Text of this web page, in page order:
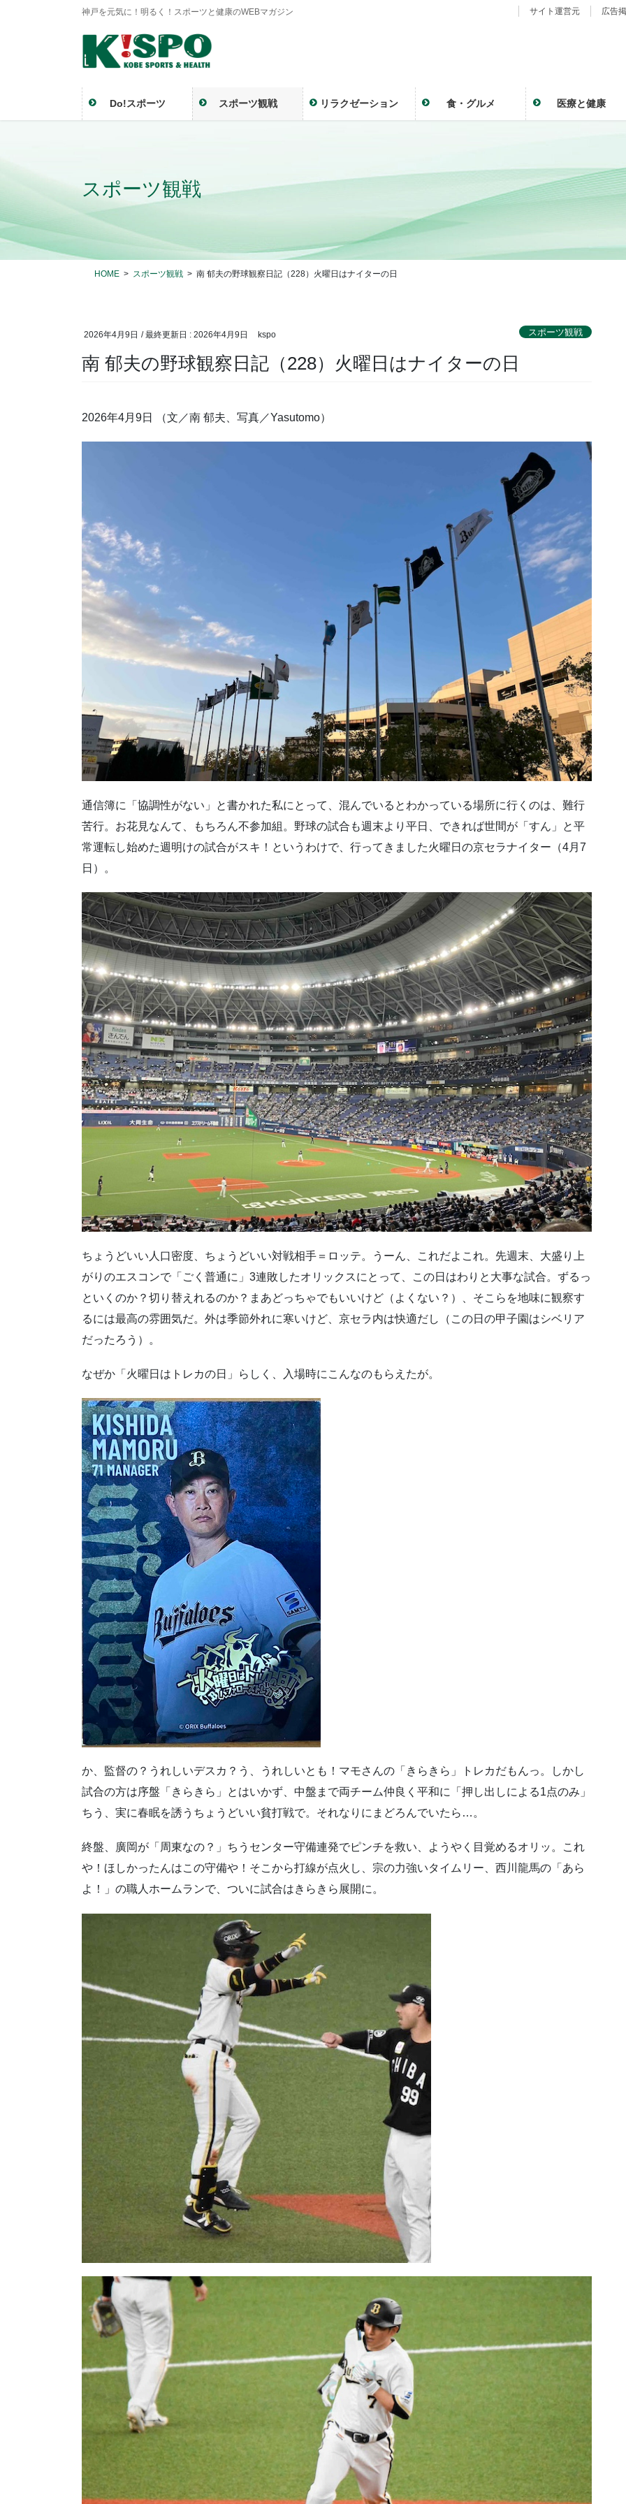
神戸を元気に！明るく！スポーツと健康のWEBマガジン サイト運営元 広告
Do!スポーツ スポーツ観戦 リラクゼーション 食・グルメ 医療と健康
スポーツ観戦
HOME スポーツ観戦 南 郁夫の野球観察日記（228）火曜日はナイターの日
2026年4月9日 / 最終更新日 : 2026年4月9日 kspo スポーツ観戦
南 郁夫の野球観察日記（228）火曜日はナイターの日
2026年4月9日 （文／南 郁夫、写真／Yasutomo）
通信簿に「協調性がない」と書かれた私にとって、混んでいるとわかっている場所に行くのは、難行
苦行。お花見なんて、もちろん不参加組。野球の試合も週末より平日、できれば世間が「すん」と平
常運転し始めた週明けの試合がスキ！というわけで、行ってきました火曜日の京セラナイター（4月7
日）。
ちょうどいい人口密度、ちょうどいい対戦相手＝ロッテ。うーん、これだよこれ。先週末、大盛り上
がりのエスコンで「ごく普通に」3連敗したオリックスにとって、この日はわりと大事な試合。ずるっ
といくのか？切り替えれるのか？まあどっちゃでもいいけど（よくない？）、そこらを地味に観察す
るには最高の雰囲気だ。外は季節外れに寒いけど、京セラ内は快適だし（この日の甲子園はシベリア
だったろう）。
なぜか「火曜日はトレカの日」らしく、入場時にこんなのもらえたが。
か、監督の？うれしいデスカ？う、うれしいとも！マモさんの「きらきら」トレカだもんっ。しかし
試合の方は序盤「きらきら」とはいかず、中盤まで両チーム仲良く平和に「押し出しによる1点のみ」
ちう、実に春眠を誘うちょうどいい貧打戦で。それなりにまどろんでいたら…。
終盤、廣岡が「周東なの？」ちうセンター守備連発でピンチを救い、ようやく目覚めるオリッ。これ
や！ほしかったんはこの守備や！そこから打線が点火し、宗の力強いタイムリー、西川龍馬の「あら
よ！」の職人ホームランで、ついに試合はきらきら展開に。